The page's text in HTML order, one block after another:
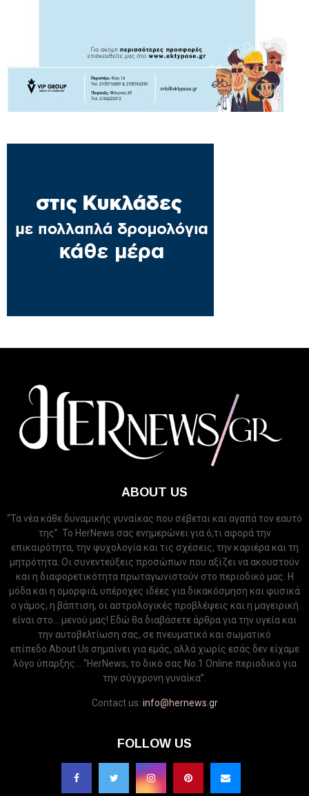
ABOUT US
“Τα νέα κάθε δυναμικής γυναίκας που σέβεται και αγαπά τον εαυτό
της”. Το HerNews σας ενημερώνει για ό,τι αφορά την
επικαιρότητα, την ψυχολογία και τις σχέσεις, την καριέρα και τη
μητρότητα. Οι συνεντεύξεις προσώπων που αξίζει να ακουστούν
και η διαφορετικότητα πρωταγωνιστούν στο περιοδικό μας. Η
μόδα και η ομορφιά, υπέροχες ιδέες για δικακόσμηση και φυσικά
ο γάμος, η βάπτιση, οι αστρολογικές προβλέψεις και η μαγειρική
είναι στο... μενού μας! Εδώ θα διαβάσετε άρθρα για την υγεία και
την αυτοβελτίωση σας, σε πνευματικό και σωματικό
επίπεδο.About Us σημαίνει για εμάς, αλλά χωρίς εσάς δεν είχαμε
λόγο ύπαρξης... “HerNews, το δικό σας Νo.1 Online περιοδικό για
την σύγχρονη γυναίκα”.
Contact us: info@hernews.gr
FOLLOW US